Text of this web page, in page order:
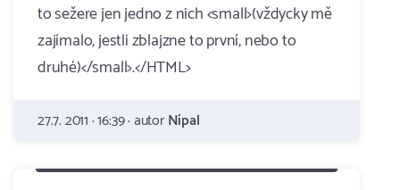
to sežere jen jedno z nich <small>(vždycky mě
zajímalo, jestli zblajzne to první, nebo to
druhé)</small>.</HTML>
27.7. 2011 · 16:39 · autorNípal